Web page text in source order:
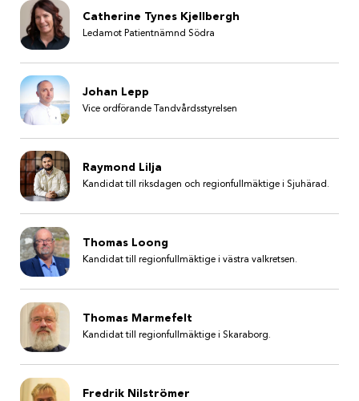
Catherine Tynes Kjellbergh
Ledamot Patientnämnd Södra
Johan Lepp
Vice ordförande Tandvårdsstyrelsen
Raymond Lilja
Kandidat till riksdagen och regionfullmäktige i Sjuhärad.
Thomas Loong
Kandidat till regionfullmäktige i västra valkretsen.
Thomas Marmefelt
Kandidat till regionfullmäktige i Skaraborg.
Fredrik Nilströmer